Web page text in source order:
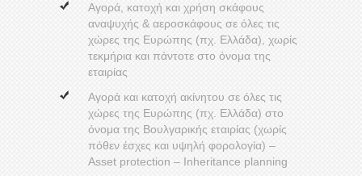
Αγορά, κατοχή και χρήση σκάφους
αναψυχής & αεροσκάφους σε όλες τις
χώρες της Ευρώπης (πχ. Ελλάδα), χωρίς
τεκμήρια και πάντοτε στο όνομα της
εταιρίας
Αγορά και κατοχή ακίνητου σε όλες τις
χώρες της Ευρώπης (πχ. Ελλάδα) στο
όνομα της Βουλγαρικής εταιρίας (χωρίς
πόθεν έσχες και υψηλή φορολογία) –
Asset protection – Inheritance planning